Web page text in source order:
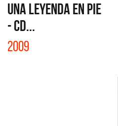
UNA LEYENDA EN PIE
- CD...
2009